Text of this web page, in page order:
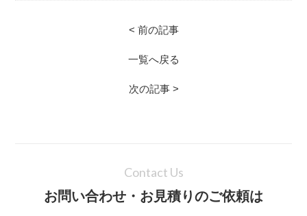
< 前の記事
一覧へ戻る
次の記事 >
Contact Us
お問い合わせ・お見積りのご依頼は